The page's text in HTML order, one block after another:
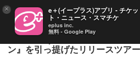
moon drop、ミニアルバム『拝
ン』を引っ提げたリリースツア
× e＋(イープラス)アプリ - チケッ
ト・ニュース・スマチケ
eplus inc.
無料 - Google Play